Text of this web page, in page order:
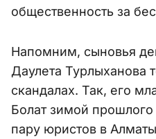
общественность за
Напомним, сыновья
Даулета Турлыханова
скандалах. Так, его
Болат зимой
пару юристов в